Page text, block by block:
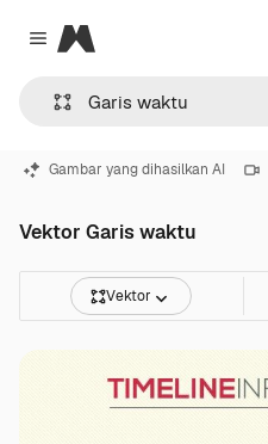
Close menu
Magnific
Gambar yang dihasilkan AI
Vektor Garis waktu
Vektor